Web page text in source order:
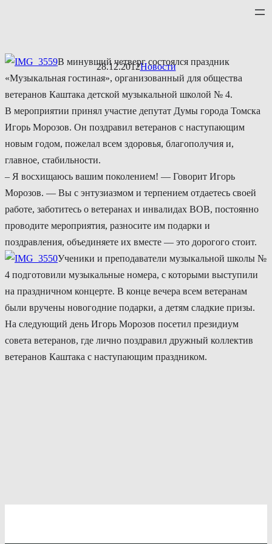
28.12.2012Новости
В минувший четверг состоялся праздник
«Музыкальная гостиная», организованный для общества
ветеранов Каштака детской музыкальной школой № 4.
В мероприятии принял участие депутат Думы города Томска
Игорь Морозов. Он поздравил ветеранов с наступающим
новым годом, пожелал всем здоровья, благополучия и,
главное, стабильности.
– Я восхищаюсь вашим поколением! — Говорит Игорь
Морозов. — Вы с энтузиазмом и терпением отдаетесь своей
работе, заботитесь о ветеранах и инвалидах ВОВ, постоянно
проводите мероприятия, разносите им подарки и
поздравления, объединяете их вместе — это дорогого стоит.
Ученики и преподаватели музыкальной школы №
4 подготовили музыкальные номера, с которыми выступили
на праздничном концерте. В конце вечера всем ветеранам
были вручены новогодние подарки, а детям сладкие призы.
На следующий день Игорь Морозов посетил президиум
совета ветеранов, где лично поздравил дружный коллектив
ветеранов Каштака с наступающим праздником.